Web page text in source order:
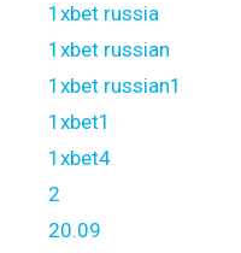
1xbet russia
1xbet russian
1xbet russian1
1xbet1
1xbet4
2
20.09